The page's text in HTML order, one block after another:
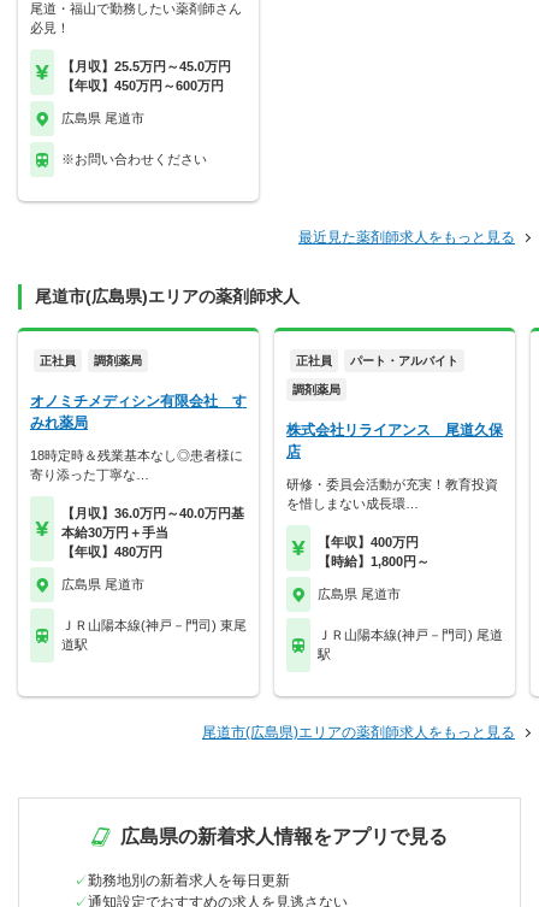
尾道・福山で勤務したい薬剤師さん
必見！
【月収】25.5万円～45.0万円
【年収】450万円～600万円
広島県 尾道市
※お問い合わせください
最近見た薬剤師求人をもっと見る
尾道市(広島県)エリアの薬剤師求人
正社員 調剤薬局
オノミチメディシン有限会社 す
みれ薬局
18時定時＆残業基本なし◎患者様に
寄り添った丁寧な…
【月収】36.0万円～40.0万円基
本給30万円＋手当
【年収】480万円
広島県 尾道市
ＪＲ山陽本線(神戸－門司) 東尾
道駅
正社員 パート・アルバイト
調剤薬局
株式会社リライアンス 尾道久保
店
研修・委員会活動が充実！教育投資
を惜しまない成長環…
【年収】400万円
【時給】1,800円～
広島県 尾道市
ＪＲ山陽本線(神戸－門司) 尾道
駅
尾道市(広島県)エリアの薬剤師求人をもっと見る
広島県の新着求人情報をアプリで見る
勤務地別の新着求人を毎日更新
通知設定でおすすめの求人を見逃さない